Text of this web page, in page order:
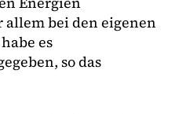
allem bei den eigenen
es
so das